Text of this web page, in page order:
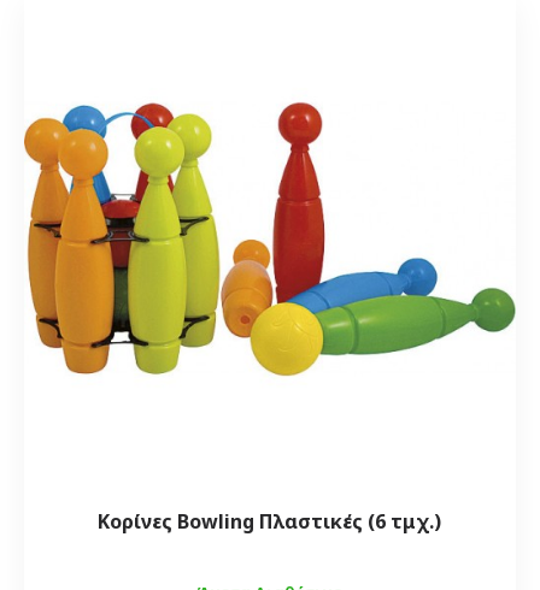
Κορίνες Bowling Πλαστικές (6 τμχ.)